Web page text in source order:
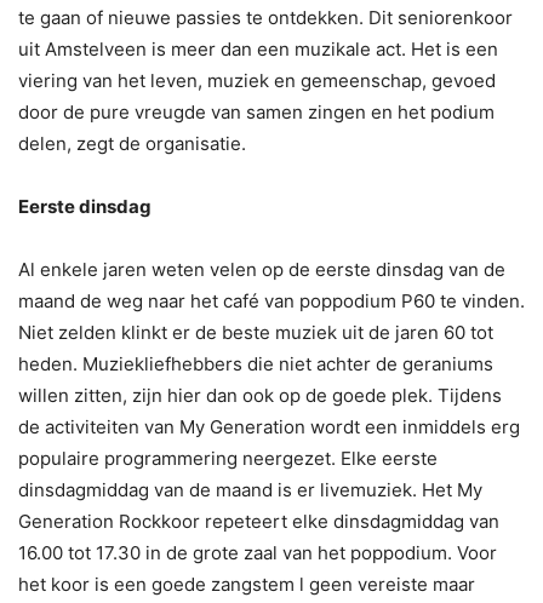
te gaan of nieuwe passies te ontdekken. Dit seniorenkoor
uit Amstelveen is meer dan een muzikale act. Het is een
viering van het leven, muziek en gemeenschap, gevoed
door de pure vreugde van samen zingen en het podium
delen, zegt de organisatie.
Eerste dinsdag
Al enkele jaren weten velen op de eerste dinsdag van de
maand de weg naar het café van poppodium P60 te vinden.
Niet zelden klinkt er de beste muziek uit de jaren 60 tot
heden. Muziekliefhebbers die niet achter de geraniums
willen zitten, zijn hier dan ook op de goede plek. Tijdens
de activiteiten van My Generation wordt een inmiddels erg
populaire programmering neergezet. Elke eerste
dinsdagmiddag van de maand is er livemuziek. Het My
Generation Rockkoor repeteert elke dinsdagmiddag van
16.00 tot 17.30 in de grote zaal van het poppodium. Voor
het koor is een goede zangstem l geen vereiste maar